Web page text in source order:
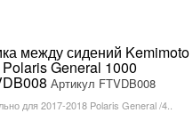
между сидений Kemimoto
General 1000
Артикул FTVDB008
для 2017-2018 Polaris General /4..